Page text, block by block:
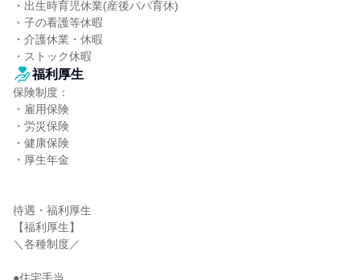
・出生時育児休業(産後パパ育休)
・子の看護等休暇
・介護休業・休暇
・ストック休暇
福利厚生
保険制度：
・雇用保険
・労災保険
・健康保険
・厚生年金
待遇・福利厚生
【福利厚生】
＼各種制度／